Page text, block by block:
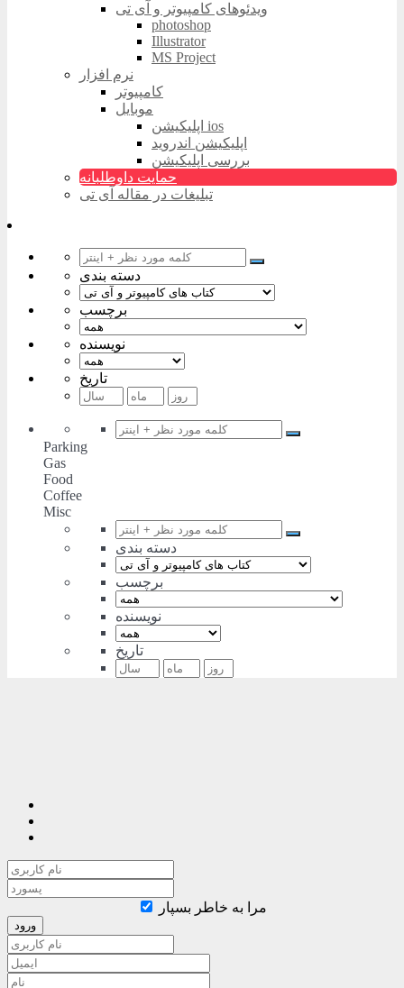
ویدئوهای کامپیوتر و آی تی
photoshop
Illustrator
MS Project
نرم افزار
کامپیوتر
موبایل
اپلیکیشن ios
اپلیکیشن اندروید
بررسی اپلیکیشن
حمایت داوطلبانه
تبلیغات در مقاله آی تی
دسته بندی
برچسب
نویسنده
تاریخ
Parking
Gas
Food
Coffee
Misc
دسته بندی
برچسب
نویسنده
تاریخ
مرا به خاطر بسپار